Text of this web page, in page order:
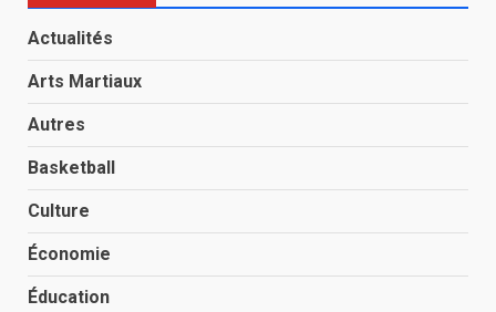
Actualités
Arts Martiaux
Autres
Basketball
Culture
Économie
Éducation